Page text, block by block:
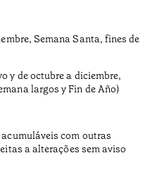
Semana Santa, fines de
y de octubre a diciembre,
largos y Fin de Año)
com outras
a alterações sem aviso